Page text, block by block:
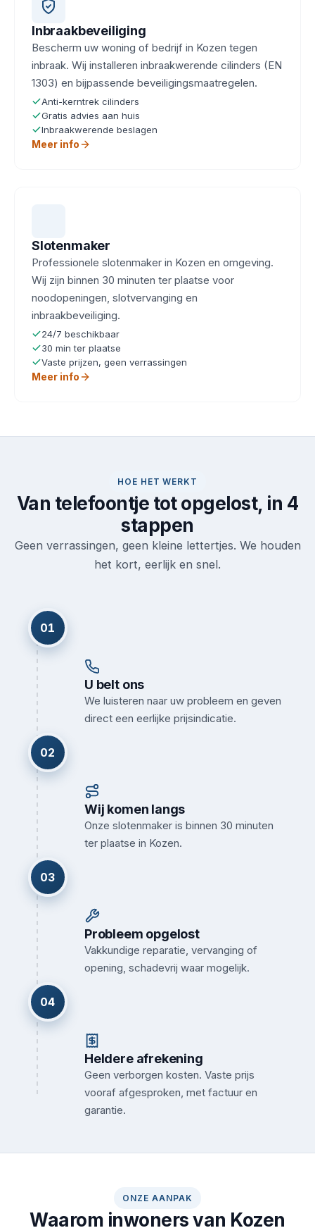
Inbraakbeveiliging
Bescherm uw woning of bedrijf in Kozen tegen
inbraak. Wij installeren inbraakwerende cilinders (EN
1303) en bijpassende beveiligingsmaatregelen.
Anti-kerntrek cilinders
Gratis advies aan huis
Inbraakwerende beslagen
Meer info
Slotenmaker
Professionele slotenmaker in Kozen en omgeving.
Wij zijn binnen 30 minuten ter plaatse voor
noodopeningen, slotvervanging en
inbraakbeveiliging.
24/7 beschikbaar
30 min ter plaatse
Vaste prijzen, geen verrassingen
Meer info
HOE HET WERKT
Van telefoontje tot opgelost, in 4
stappen
Geen verrassingen, geen kleine lettertjes. We houden
het kort, eerlijk en snel.
01
U belt ons
We luisteren naar uw probleem en geven
direct een eerlijke prijsindicatie.
02
Wij komen langs
Onze slotenmaker is binnen 30 minuten
ter plaatse in Kozen.
03
Probleem opgelost
Vakkundige reparatie, vervanging of
opening, schadevrij waar mogelijk.
04
Heldere afrekening
Geen verborgen kosten. Vaste prijs
vooraf afgesproken, met factuur en
garantie.
ONZE AANPAK
Waarom inwoners van Kozen